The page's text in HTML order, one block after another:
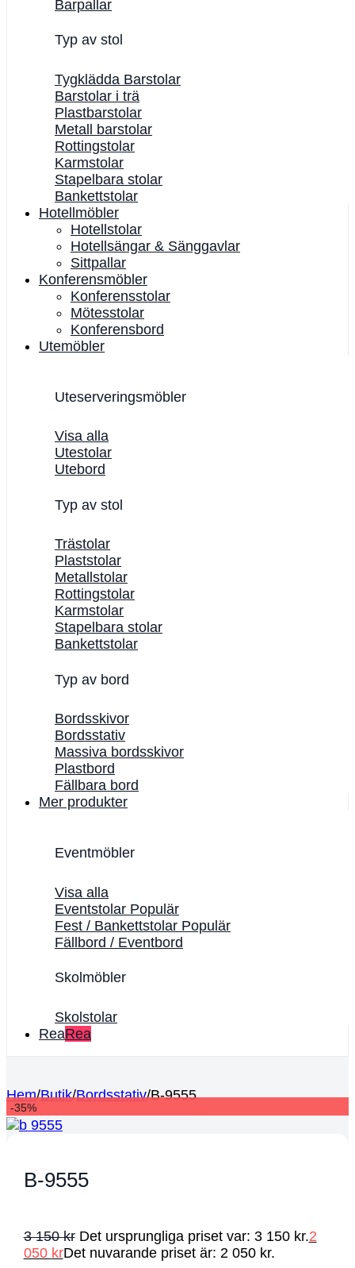
Barpallar
Typ av stol
Tygklädda Barstolar
Barstolar i trä
Plastbarstolar
Metall barstolar
Rottingstolar
Karmstolar
Stapelbara stolar
Bankettstolar
Hotellmöbler
Hotellstolar
Hotellsängar & Sänggavlar
Sittpallar
Konferensmöbler
Konferensstolar
Mötesstolar
Konferensbord
Utemöbler
Uteserveringsmöbler
Visa alla
Utestolar
Utebord
Typ av stol
Trästolar
Plaststolar
Metallstolar
Rottingstolar
Karmstolar
Stapelbara stolar
Bankettstolar
Typ av bord
Bordsskivor
Bordsstativ
Massiva bordsskivor
Plastbord
Fällbara bord
Mer produkter
Eventmöbler
Visa alla
Eventstolar
Fest / Bankettstolar
Fällbord / Eventbord
Skolmöbler
Skolstolar
Rea
Hem/Butik/Bordsstativ/B-9555
-35%
B-9555
3 150kr Det ursprungliga priset var: 3 150 kr.2
050 krDet nuvarande priset är: 2 050 kr.